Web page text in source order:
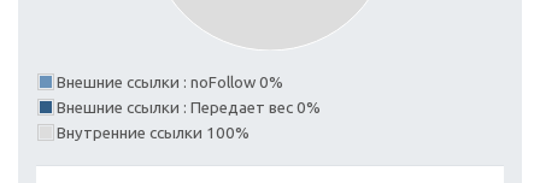
Внешние ссылки : noFollow 0%
Внешние ссылки : Передает вес 0%
Внутренние ссылки 100%